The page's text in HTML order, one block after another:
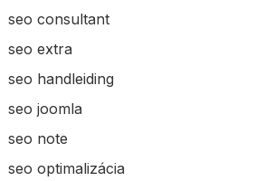
seo consultant
seo extra
seo handleiding
seo joomla
seo note
seo optimalizácia